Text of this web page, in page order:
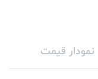
نمودار قیمت